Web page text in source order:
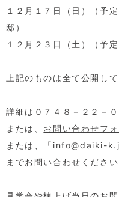
１２月１７日（日）（予
邸）
１２月２３日（土）（予
上記のものは全て公開して
詳細は０７４８－２２－
または、 お問い合わせフォ
または、「info@daiki-
までお問い合わせください